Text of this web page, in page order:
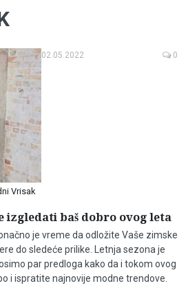
Vrisak
02.05.2022 0
izgledati baš dobro ovog leta
je vreme da odložite Vaše zimske
do sledeće prilike. Letnja sezona je
par predloga kako da i tokom ovog
i ispratite najnovije modne trendove.